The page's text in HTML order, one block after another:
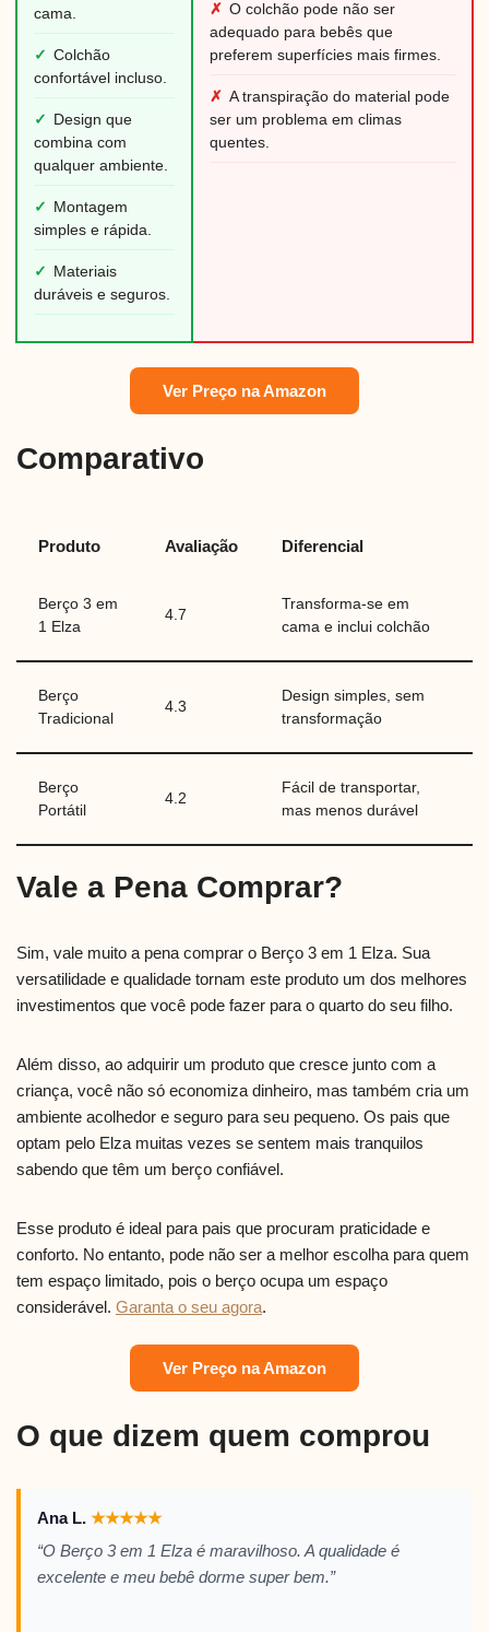
cama.
✓ Colchão
confortável incluso.
✓
Design que
combina com
qualquer ambiente.
✓
Montagem
simples e rápida.
✓
Materiais
duráveis e seguros.
✗ O colchão pode não ser
adequado para bebês que
preferem superfícies mais firmes.
✗ A transpiração do material pode
ser um problema em climas
quentes.
Ver Preço na Amazon
Comparativo
Produto Avaliação Diferencial
Berço 3 em
1 Elza
4.7
Transforma-se em
cama e inclui colchão
Berço
Tradicional
4.3
Design simples, sem
transformação
Berço
Portátil
4.2
Fácil de transportar,
mas menos durável
Vale a Pena Comprar?
Sim, vale muito a pena comprar o Berço 3 em 1 Elza. Sua
versatilidade e qualidade tornam este produto um dos melhores
investimentos que você pode fazer para o quarto do seu filho.
Além disso, ao adquirir um produto que cresce junto com a
criança, você não só economiza dinheiro, mas também cria um
ambiente acolhedor e seguro para seu pequeno. Os pais que
optam pelo Elza muitas vezes se sentem mais tranquilos
sabendo que têm um berço confiável.
Esse produto é ideal para pais que procuram praticidade e
conforto. No entanto, pode não ser a melhor escolha para quem
tem espaço limitado, pois o berço ocupa um espaço
considerável. Garanta o seu agora.
Ver Preço na Amazon
O que dizem quem comprou
Ana L. ★★★★★
“O Berço 3 em 1 Elza é maravilhoso. A qualidade é
excelente e meu bebê dorme super bem.”